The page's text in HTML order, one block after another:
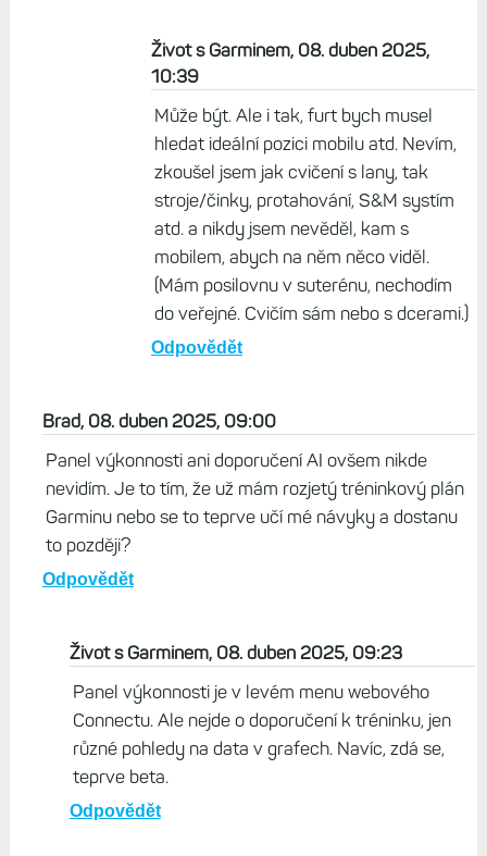
Vašek , 08. duben 2025, 10:27
viděl spíš na pilates/yogu. Cvičíš si pěkně
doma, před sebou položený mobil a jenom
se necháš vést a na hodinky v podstatě
nemusíš vůbec sahat.
Odpovědět
Život s Garminem, 08. duben 2025,
10:39
hledat ideální pozici mobilu atd. Nevím,
stroje/činky, protahování, S&M systím
atd. a nikdy jsem nevěděl, kam s
mobilem, abych na něm něco viděl.
Brad, 08. duben 2025, 09:00
Panel výkonnosti ani doporučení AI ovšem nikde
nevidím. Je to tím, že už mám rozjetý tréninkový plán
Garminu nebo se to teprve učí mé návyky a dostanu
to později?